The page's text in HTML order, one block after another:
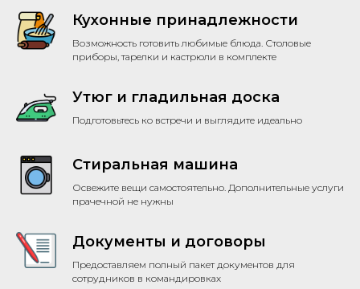
Кухонные принадлежности
Возможность готовить любимые блюда. Столовые
приборы, тарелки и кастрюли в комплекте
Утюг и гладильная доска
Подготовьтесь ко встречи и выглядите идеально
Стиральная машина
Освежите вещи самостоятельно. Дополнительные услуги
прачечной не нужны
Документы и договоры
Предоставляем полный пакет документов для
сотрудников в командировках